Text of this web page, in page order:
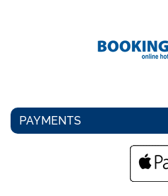
PAYMENTS